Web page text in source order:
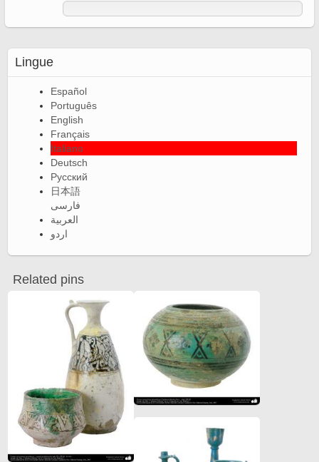
Lingue
Español
Português
English
Français
Italiano
Deutsch
Русский
日本語
فارسی
العربية
اردو
Related pins